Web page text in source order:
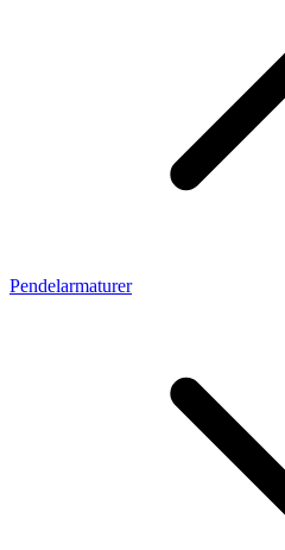
Pendelarmaturer